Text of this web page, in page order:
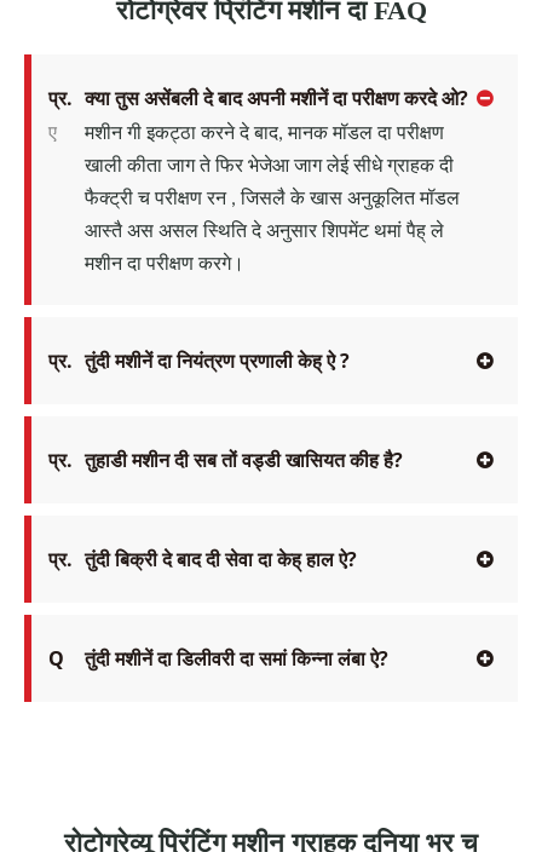
रोटोग्रेवर प्रिंटिंग मशीन दा FAQ
प्र. क्या तुस असेंबली दे बाद अपनी मशीनें दा परीक्षण करदे ओ?
ए
मशीन गी इकट्ठा करने दे बाद, मानक मॉडल दा परीक्षण
खाली कीता जाग ते फिर भेजेआ जागलेई सीधे ग्राहक दी
फैक्ट्री चपरीक्षण रन , जिसलै के खास अनुकूलित मॉडल
आस्तै अस असल स्थिति दे अनुसार शिपमेंट थमां पैह् ले
मशीन दा परीक्षण करगे।
प्र. तुंदी मशीनें दा नियंत्रण प्रणाली केह् ऐ ?
प्र. तुहाडी मशीन दी सब तों वड्डी खासियत कीह है?
प्र. तुंदी बिक्री दे बाद दी सेवा दा केह् हाल ऐ?
Q तुंदी मशीनें दा डिलीवरी दा समां किन्ना लंबा ऐ?
रोटोग्रेव्यू प्रिंटिंग मशीन ग्राहक दुनिया भर च